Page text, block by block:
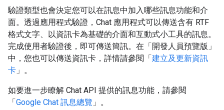
驗證類型也會決定您可以在訊息中加入哪些訊息功能和介
面。透過應用程式驗證，Chat 應用程式可以傳送含有 RTF
格式文字、以資訊卡為基礎的介面和互動式小工具的訊息。
完成使用者驗證後，即可傳送簡訊。在「開發人員預覽版」
中，您也可以傳送資訊卡，詳情請參閱「 建立及更新資訊
卡 」。
如要進一步瞭解 Chat API 提供的訊息功能，請參閱
「 Google Chat 訊息總覽 」。